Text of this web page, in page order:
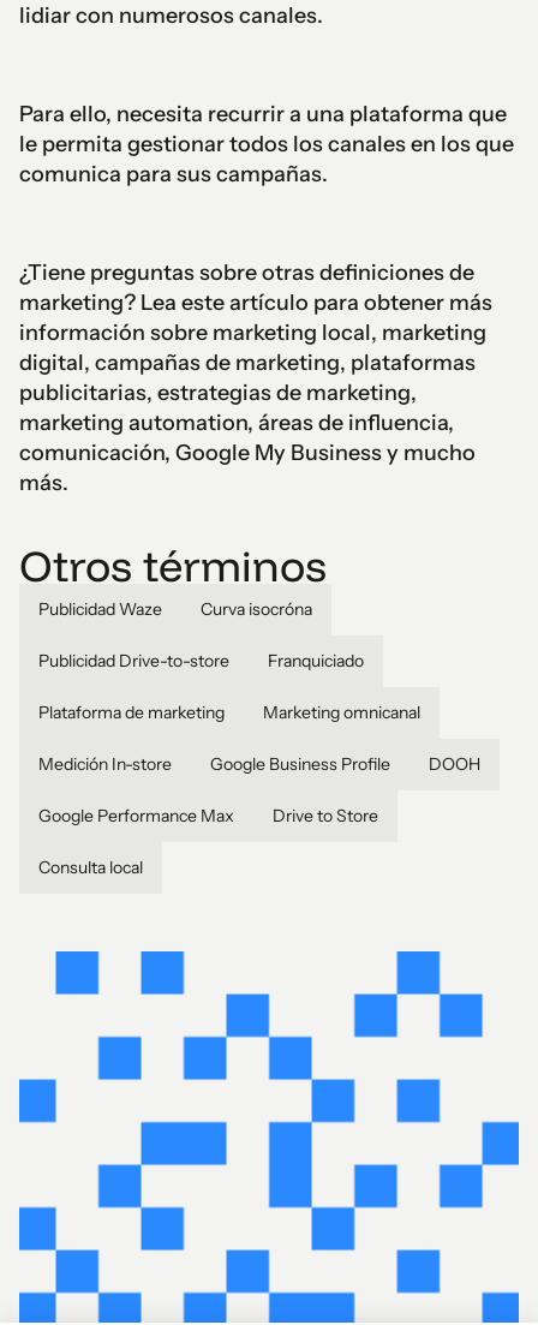
lidiar con numerosos canales.
Para ello, necesita recurrir a una plataforma que
le permita gestionar todos los canales en los que
comunica para sus campañas.
¿Tiene preguntas sobre otras definiciones de
marketing? Lea este artículo para obtener más
información sobre marketing local, marketing
digital, campañas de marketing, plataformas
publicitarias, estrategias de marketing,
marketing automation, áreas de influencia,
comunicación, Google My Business y mucho
más.
Otros términos
Publicidad Waze Curva isocróna
Publicidad Drive-to-store Franquiciado
Plataforma de marketing Marketing omnicanal
Medición In-store Google Business Profile DOOH
Google Performance Max Drive to Store
Consulta local